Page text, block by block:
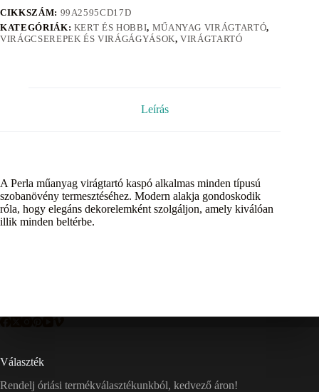
CIKKSZÁM: 99A2595CD17D
KATEGÓRIÁK: KERT ÉS HOBBI, MŰANYAG VIRÁGTARTÓ,
VIRÁGCSEREPEK ÉS VIRÁGÁGYÁSOK,VIRÁGTARTÓ
Leírás
A Perla műanyag virágtartó kaspó alkalmas minden típusú
szobanövény termesztéséhez. Modern alakja gondoskodik
róla, hogy elegáns dekorelemként szolgáljon, amely kiválóan
illik minden beltérbe.
Választék
Rendelj óriási termékválasztékunkból, kedvező áron!